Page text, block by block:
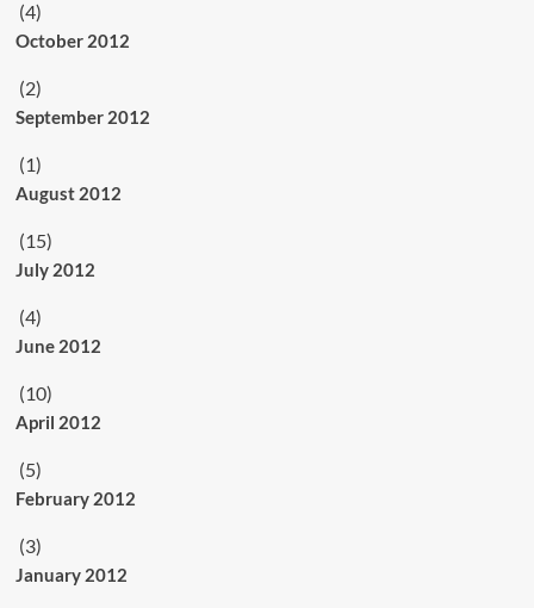
(4)
October 2012
(2)
September 2012
(1)
August 2012
(15)
July 2012
(4)
June 2012
(10)
April 2012
(5)
February 2012
(3)
January 2012